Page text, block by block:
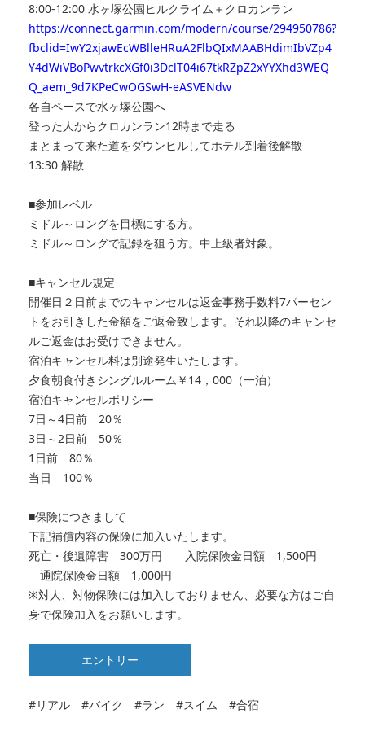
8:00-12:00 水ヶ塚公園ヒルクライム＋クロカンラン
https://connect.garmin.com/modern/course/294950786?
fbclid=IwY2xjawEcWBlleHRuA2FlbQIxMAABHdimIbVZp4
Y4dWiVBoPwvtrkcXGf0i3DclT04i67tkRZpZ2xYYXhd3WEQ
Q_aem_9d7KPeCwOGSwH-eASVENdw
各自ペースで水ヶ塚公園へ
登った人からクロカンラン12時まで走る
まとまって来た道をダウンヒルしてホテル到着後解散
13:30 解散
■参加レベル
ミドル～ロングを目標にする方。
ミドル～ロングで記録を狙う方。中上級者対象。
■キャンセル規定
開催日２日前までのキャンセルは返金事務手数料7パーセン
トをお引きした金額をご返金致します。それ以降のキャンセ
ルご返金はお受けできません。
宿泊キャンセル料は別途発生いたします。
夕食朝食付きシングルルーム￥14，000（一泊）
宿泊キャンセルポリシー
7日～4日前 20％
3日～2日前 50％
1日前 80％
当日 100％
■保険につきまして
下記補償内容の保険に加入いたします。
死亡・後遺障害 300万円 入院保険金日額 1,500円
通院保険金日額 1,000円
※対人、対物保険には加入しておりません、 必要な方はご自
身で保険加入をお願いします。
エントリー
#リアル #バイク #ラン #スイム #合宿